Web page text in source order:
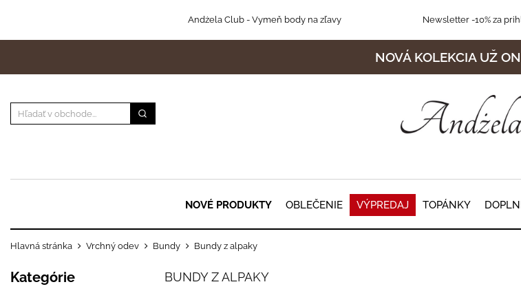
Andżela Club- Vymeň body na zľavy Newsletter -10% za
NOVÁ KOLEKCIA UŽ
NOVÉ PRODUKTY OBLEČENIE VÝPREDAJ TOPÁNKY
Hlavná stránka Vrchný odev Bundy Bundy z alpaky
Kategórie BUNDY Z ALPAKY